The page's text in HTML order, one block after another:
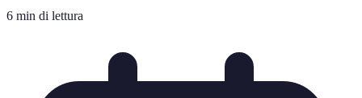
6 min di lettura